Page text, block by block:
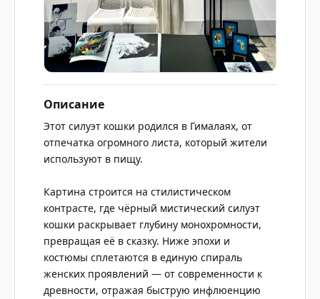
Описание
Этот силуэт кошки родился в Гималаях, от
отпечатка огромного листа, который жители
используют в пищу.
Картина строится на стилистическом
контрасте, где чёрный мистический силуэт
кошки раскрывает глубину монохромности,
превращая её в сказку. Ниже эпохи и
костюмы сплетаются в единую спираль
женских проявлений — от современности к
древности, отражая быструю инфлюенцию